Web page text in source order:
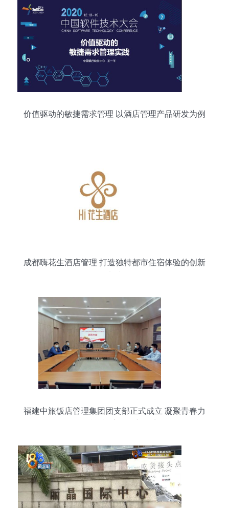
价值驱动的敏捷需求管理 以酒店管理产品研发为例
成都嗨花生酒店管理 打造独特都市住宿体验的创新
福建中旅饭店管理集团团支部正式成立 凝聚青春力